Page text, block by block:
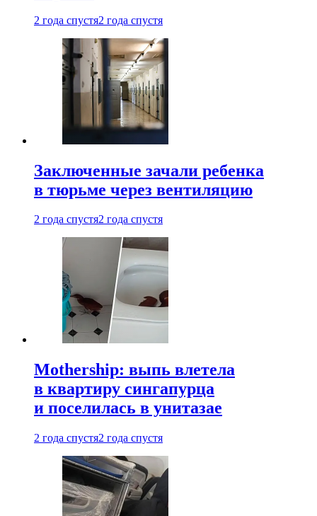
2 года спустя2 года спустя
Заключенные зачали ребенка
в тюрьме через вентиляцию
2 года спустя2 года спустя
Mothership: выпь влетела
в квартиру сингапурца
и поселилась в унитазае
2 года спустя2 года спустя